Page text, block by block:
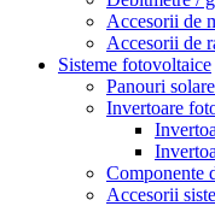
Accesorii de
Accesorii de
Sisteme fotovoltaice
Panouri
Invertoare
Componente
Accesorii